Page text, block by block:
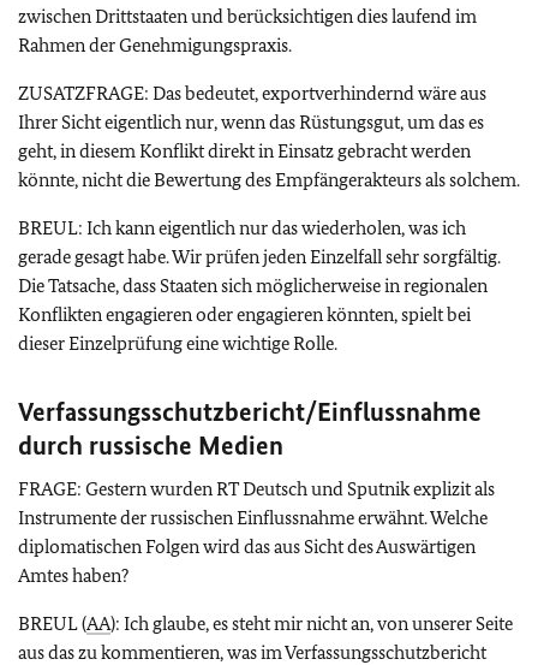
zwischen Drittstaaten und berücksichtigen dies laufend im
Rahmen der Genehmigungspraxis.
ZUSATZFRAGE: Das bedeutet, exportverhindernd wäre aus
Ihrer Sicht eigentlich nur, wenn das Rüstungsgut, um das es
geht, in diesem Konflikt direkt in Einsatz gebracht werden
könnte, nicht die Bewertung des Empfängerakteurs als solchem.
BREUL: Ich kann eigentlich nur das wiederholen, was ich
gerade gesagt habe. Wir prüfen jeden Einzelfall sehr sorgfältig.
Die Tatsache, dass Staaten sich möglicherweise in regionalen
Konflikten engagieren oder engagieren könnten, spielt bei
dieser Einzelprüfung eine wichtige Rolle.
Verfassungsschutzbericht/Einflussnahme
durch russische Medien
FRAGE: Gestern wurden RT Deutsch und Sputnik explizit als
Instrumente der russischen Einflussnahme erwähnt. Welche
diplomatischen Folgen wird das aus Sicht des Auswärtigen
Amtes haben?
BREUL (AA): Ich glaube, es steht mir nicht an, von unserer Seite
aus das zu kommentieren, was im Verfassungsschutzbericht